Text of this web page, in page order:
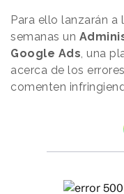
Para ello lanzarán
semanas un
Google Ads, una
acerca de los
comenten